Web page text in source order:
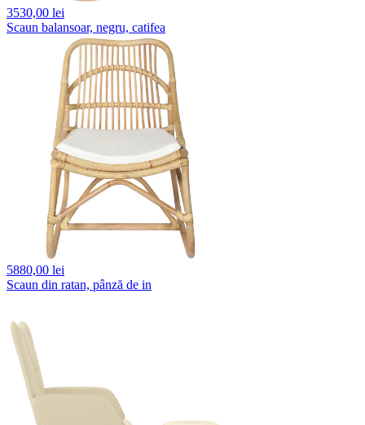
3530,00 lei
Scaun balansoar, negru, catifea
5880,00 lei
Scaun din ratan, pânză de in